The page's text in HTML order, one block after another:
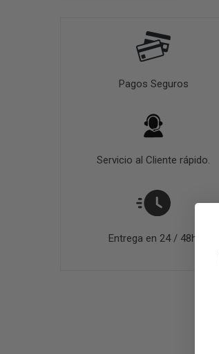
Pagos Seguros
Servicio al Cliente rápido.
Entrega en 24 / 48h.